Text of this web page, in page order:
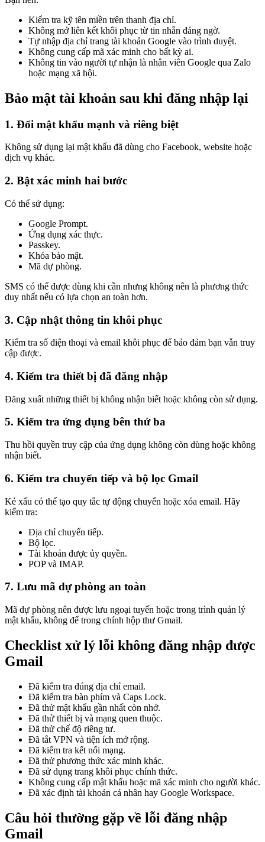
Kiểm tra kỹ tên miền trên thanh địa chỉ.
Không mở liên kết khôi phục từ tin nhắn đáng ngờ.
Tự nhập địa chỉ trang tài khoản Google vào trình duyệt.
Không cung cấp mã xác minh cho bất kỳ ai.
Không tin vào người tự nhận là nhân viên Google qua Zalo
hoặc mạng xã hội.
Bảo mật tài khoản sau khi đăng nhập lại
1. Đổi mật khẩu mạnh và riêng biệt
Không sử dụng lại mật khẩu đã dùng cho Facebook, website hoặc
dịch vụ khác.
2. Bật xác minh hai bước
Có thể sử dụng:
Google Prompt.
Ứng dụng xác thực.
Passkey.
Khóa bảo mật.
Mã dự phòng.
SMS có thể được dùng khi cần nhưng không nên là phương thức
duy nhất nếu có lựa chọn an toàn hơn.
3. Cập nhật thông tin khôi phục
Kiểm tra số điện thoại và email khôi phục để bảo đảm bạn vẫn truy
cập được.
4. Kiểm tra thiết bị đã đăng nhập
Đăng xuất những thiết bị không nhận biết hoặc không còn sử dụng.
5. Kiểm tra ứng dụng bên thứ ba
Thu hồi quyền truy cập của ứng dụng không còn dùng hoặc không
nhận biết.
6. Kiểm tra chuyển tiếp và bộ lọc Gmail
Kẻ xấu có thể tạo quy tắc tự động chuyển hoặc xóa email. Hãy
kiểm tra:
Địa chỉ chuyển tiếp.
Bộ lọc.
Tài khoản được ủy quyền.
POP và IMAP.
7. Lưu mã dự phòng an toàn
Mã dự phòng nên được lưu ngoại tuyến hoặc trong trình quản lý
mật khẩu, không để trong chính hộp thư Gmail.
Checklist xử lý lỗi không đăng nhập được
Gmail
Đã kiểm tra đúng địa chỉ email.
Đã kiểm tra bàn phím và Caps Lock.
Đã thử mật khẩu gần nhất còn nhớ.
Đã thử thiết bị và mạng quen thuộc.
Đã thử chế độ riêng tư.
Đã tắt VPN và tiện ích mở rộng.
Đã kiểm tra kết nối mạng.
Đã thử phương thức xác minh khác.
Đã sử dụng trang khôi phục chính thức.
Không cung cấp mật khẩu hoặc mã xác minh cho người khác.
Đã xác định tài khoản cá nhân hay Google Workspace.
Câu hỏi thường gặp về lỗi đăng nhập
Gmail